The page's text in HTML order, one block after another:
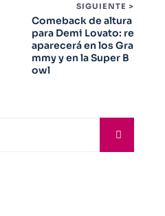
SIGUIENTE >
Comeback de altura
para Demi Lovato: re
aparecerá en los Gra
mmy y en la Super B
owl